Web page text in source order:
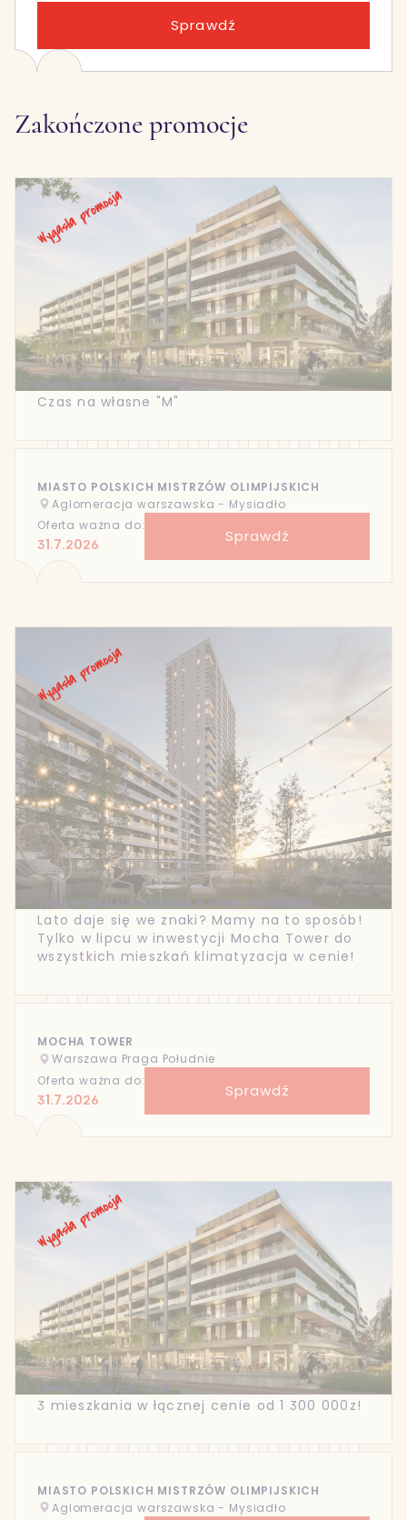
Sprawdź
Zakończone promocje
Mieszkania od 399 000 zł!
Czas na własne "M"
MIASTO POLSKICH MISTRZÓW OLIMPIJSKICH
Aglomeracja warszawska - Mysiadło
Oferta ważna do:
31.7.2026 Sprawdź
Tylko w lipcu klimatyzacja w cenie mieszkania!
Lato daje się we znaki? Mamy na to sposób!
Tylko w lipcu w inwestycji Mocha Tower do
wszystkich mieszkań klimatyzacja w cenie!
MOCHA TOWER
Warszawa Praga Południe
Oferta ważna do:
31.7.2026 Sprawdź
Inwestycyjny hat-trick
3 mieszkania w łącznej cenie od 1 300 000z!
MIASTO POLSKICH MISTRZÓW OLIMPIJSKICH
Aglomeracja warszawska - Mysiadło